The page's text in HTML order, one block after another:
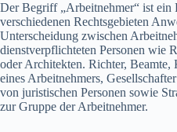
Der Begriff „Arbeitnehmer“ ist ein
verschiedenen Rechtsgebieten
Unterscheidung zwischen
dienstverpflichteten Personen wie
oder Architekten. Richter, Beamte,
eines Arbeitnehmers,
von juristischen Personen sowie
zur Gruppe der Arbeitnehmer.